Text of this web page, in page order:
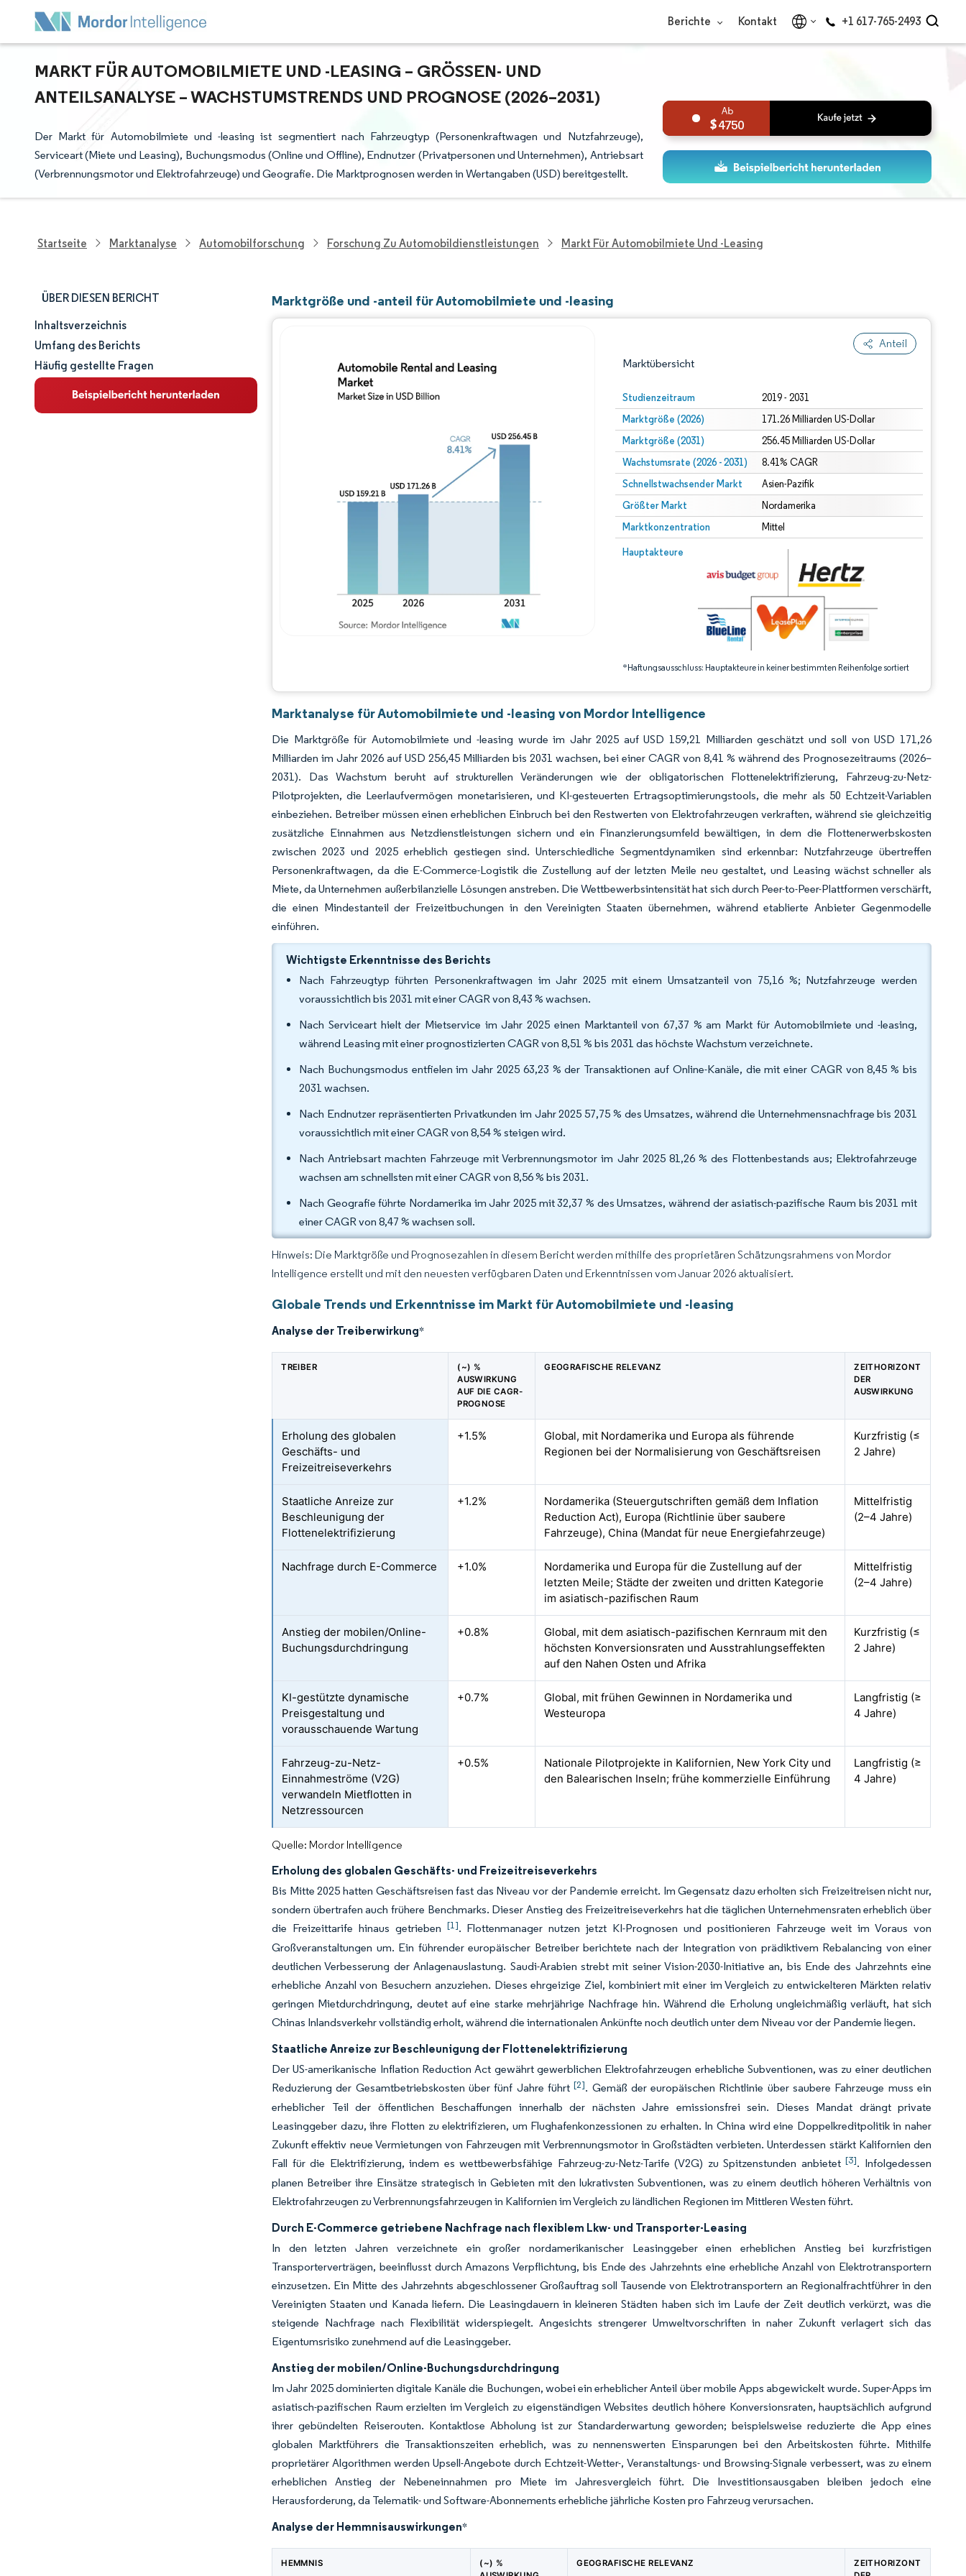
Berichte Kontakt +1 617-765-2493
MARKT FÜR AUTOMOBILMIETE UND -LEASING – GRÖSSEN- UND A
NTEILSANALYSE – WACHSTUMSTRENDS UND PROGNOSE (2026–2031)
Der Markt für Automobilmiete und -leasing ist segmentiert nach Fahrzeugtyp (Personenkraftwagen und Nutzfahrzeuge),
Serviceart (Miete und Leasing), Buchungsmodus (Online und Offline), Endnutzer (Privatpersonen und Unternehmen), Antriebsart
(Verbrennungsmotor und Elektrofahrzeuge) und Geografie. Die Marktprognosen werden in Wertangaben (USD) bereitgestellt.
4750
Startseite Marktanalyse Automobilforschung Forschung Zu Automobildienstleistungen Markt Für Automobilmiete Und -leasing
ÜBER DIESEN BERICHT
Marktgröße und -anteil
Marktanalyse
Trends und Einblicke
Inhaltsverzeichnis
Umfang des Berichts
Häufig gestellte Fragen
Marktgröße und -anteil für Automobilmiete und -leasing
Anteil
Marktübersicht
Studienzeitraum 2019 - 2031
Marktgröße (2026) 171.26 Milliarden US-Dollar
Marktgröße (2031) 256.45 Milliarden US-Dollar
Wachstumsrate (2026 - 2031) 8.41% CAGR
Schnellstwachsender Markt Asien-Pazifik
Größter Markt Nordamerika
Marktkonzentration Mittel
Hauptakteure
*Haftungsausschluss: Hauptakteure in keiner bestimmten Reihenfolge sortiert
Bild © Mordor Intelligence. Wiederverwendung erfordert Namensnennung gemäß CC BY 4.0.
Bild © Mordor Intelligence. Wiederverwendung erfordert Namensnennung gemäß CC BY 4.0.
Marktanalyse für Automobilmiete und -leasing von Mordor Intelligence
Die Marktgröße für Automobilmiete und -leasing wurde im Jahr 2025 auf USD 159,21 Milliarden geschätzt und soll von USD 171,26
Milliarden im Jahr 2026 auf USD 256,45 Milliarden bis 2031 wachsen, bei einer CAGR von 8,41 % während des Prognosezeitraums (2026–
2031). Das Wachstum beruht auf strukturellen Veränderungen wie der obligatorischen Flottenelektrifizierung, Fahrzeug-zu-Netz-
Pilotprojekten, die Leerlaufvermögen monetarisieren, und KI-gesteuerten Ertragsoptimierungstools, die mehr als 50 Echtzeit-Variablen
einbeziehen. Betreiber müssen einen erheblichen Einbruch bei den Restwerten von Elektrofahrzeugen verkraften, während sie gleichzeitig
zusätzliche Einnahmen aus Netzdienstleistungen sichern und ein Finanzierungsumfeld bewältigen, in dem die Flottenerwerbskosten
zwischen 2023 und 2025 erheblich gestiegen sind. Unterschiedliche Segmentdynamiken sind erkennbar: Nutzfahrzeuge übertreffen
Personenkraftwagen, da die E-Commerce-Logistik die Zustellung auf der letzten Meile neu gestaltet, und Leasing wächst schneller als
Miete, da Unternehmen außerbilanzielle Lösungen anstreben. Die Wettbewerbsintensität hat sich durch Peer-to-Peer-Plattformen verschärft,
die einen Mindestanteil der Freizeitbuchungen in den Vereinigten Staaten übernehmen, während etablierte Anbieter Gegenmodelle
einführen.
Wichtigste Erkenntnisse des Berichts
Nach Fahrzeugtyp führten Personenkraftwagen im Jahr 2025 mit einem Umsatzanteil von 75,16 %; Nutzfahrzeuge werden
voraussichtlich bis 2031 mit einer CAGR von 8,43 % wachsen.
Nach Serviceart hielt der Mietservice im Jahr 2025 einen Marktanteil von 67,37 % am Markt für Automobilmiete und -leasing,
während Leasing mit einer prognostizierten CAGR von 8,51 % bis 2031 das höchste Wachstum verzeichnete.
Nach Buchungsmodus entfielen im Jahr 2025 63,23 % der Transaktionen auf Online-Kanäle, die mit einer CAGR von 8,45 % bis
2031 wachsen.
Nach Endnutzer repräsentierten Privatkunden im Jahr 2025 57,75 % des Umsatzes, während die Unternehmensnachfrage bis 2031
voraussichtlich mit einer CAGR von 8,54 % steigen wird.
Nach Antriebsart machten Fahrzeuge mit Verbrennungsmotor im Jahr 2025 81,26 % des Flottenbestands aus; Elektrofahrzeuge
wachsen am schnellsten mit einer CAGR von 8,56 % bis 2031.
Nach Geografie führte Nordamerika im Jahr 2025 mit 32,37 % des Umsatzes, während der asiatisch-pazifische Raum bis 2031 mit
einer CAGR von 8,47 % wachsen soll.
Hinweis: Die Marktgröße und Prognosezahlen in diesem Bericht werden mithilfe des proprietären Schätzungsrahmens von Mordor
Intelligence erstellt und mit den neuesten verfügbaren Daten und Erkenntnissen vom Januar 2026 aktualisiert.
Globale Trends und Erkenntnisse im Markt für Automobilmiete und -leasing
Analyse der Treiberwirkung*
TREIBER
(~) %
AUSWIRKUNG
AUF DIE CAGR-
PROGNOSE
GEOGRAFISCHE RELEVANZ
ZEITHORIZONT
DER
AUSWIRKUNG
Erholung des globalen
Geschäfts- und
Freizeitreiseverkehrs
+1.5%
Global, mit Nordamerika und Europa als führende
Regionen bei der Normalisierung von Geschäftsreisen
Kurzfristig (≤
2 Jahre)
Staatliche Anreize zur
Beschleunigung der
Flottenelektrifizierung
+1.2%
Nordamerika (Steuergutschriften gemäß dem Inflation
Reduction Act), Europa (Richtlinie über saubere
Fahrzeuge), China (Mandat für neue Energiefahrzeuge)
Mittelfristig
(2–4 Jahre)
Nachfrage durch E-Commerce +1.0%
Nordamerika und Europa für die Zustellung auf der
letzten Meile; Städte der zweiten und dritten Kategorie
im asiatisch-pazifischen Raum
Mittelfristig
(2–4 Jahre)
Anstieg der mobilen/Online-
Buchungsdurchdringung
+0.8%
Global, mit dem asiatisch-pazifischen Kernraum mit den
höchsten Konversionsraten und Ausstrahlungseffekten
auf den Nahen Osten und Afrika
Kurzfristig (≤
2 Jahre)
KI-gestützte dynamische
Preisgestaltung und
vorausschauende Wartung
+0.7%
Global, mit frühen Gewinnen in Nordamerika und
Westeuropa
Langfristig (≥
4 Jahre)
Fahrzeug-zu-Netz-
Einnahmeströme (V2G)
verwandeln Mietflotten in
Netzressourcen
+0.5%
Nationale Pilotprojekte in Kalifornien, New York City und
den Balearischen Inseln; frühe kommerzielle Einführung
Langfristig (≥
4 Jahre)
Quelle: Mordor Intelligence
Erholung des globalen Geschäfts- und Freizeitreiseverkehrs
Bis Mitte 2025 hatten Geschäftsreisen fast das Niveau vor der Pandemie erreicht. Im Gegensatz dazu erholten sich Freizeitreisen nicht nur,
sondern übertrafen auch frühere Benchmarks. Dieser Anstieg des Freizeitreiseverkehrs hat die täglichen Unternehmensraten erheblich über
die Freizeittarife hinaus getrieben [1]. Flottenmanager nutzen jetzt KI-Prognosen und positionieren Fahrzeuge weit im Voraus von
Großveranstaltungen um. Ein führender europäischer Betreiber berichtete nach der Integration von prädiktivem Rebalancing von einer
deutlichen Verbesserung der Anlagenauslastung. Saudi-Arabien strebt mit seiner Vision-2030-Initiative an, bis Ende des Jahrzehnts eine
erhebliche Anzahl von Besuchern anzuziehen. Dieses ehrgeizige Ziel, kombiniert mit einer im Vergleich zu entwickelteren Märkten relativ
geringen Mietdurchdringung, deutet auf eine starke mehrjährige Nachfrage hin. Während die Erholung ungleichmäßig verläuft, hat sich
Chinas Inlandsverkehr vollständig erholt, während die internationalen Ankünfte noch deutlich unter dem Niveau vor der Pandemie liegen.
Staatliche Anreize zur Beschleunigung der Flottenelektrifizierung
Der US-amerikanische Inflation Reduction Act gewährt gewerblichen Elektrofahrzeugen erhebliche Subventionen, was zu einer deutlichen
Reduzierung der Gesamtbetriebskosten über fünf Jahre führt[2]. Gemäß der europäischen Richtlinie über saubere Fahrzeuge muss ein
erheblicher Teil der öffentlichen Beschaffungen innerhalb der nächsten Jahre emissionsfrei sein. Dieses Mandat drängt private
Leasinggeber dazu, ihre Flotten zu elektrifizieren, um Flughafenkonzessionen zu erhalten. In China wird eine Doppelkreditpolitik in naher
Zukunft effektiv neue Vermietungen von Fahrzeugen mit Verbrennungsmotor in Großstädten verbieten. Unterdessen stärkt Kalifornien den
Fall für die Elektrifizierung, indem es wettbewerbsfähige Fahrzeug-zu-Netz-Tarife (V2G) zu Spitzenstunden anbietet[3]. Infolgedessen
planen Betreiber ihre Einsätze strategisch in Gebieten mit den lukrativsten Subventionen, was zu einem deutlich höheren Verhältnis von
Elektrofahrzeugen zu Verbrennungsfahrzeugen in Kalifornien im Vergleich zu ländlichen Regionen im Mittleren Westen führt.
Durch E-Commerce getriebene Nachfrage nach flexiblem Lkw- und Transporter-Leasing
In den letzten Jahren verzeichnete ein großer nordamerikanischer Leasinggeber einen erheblichen Anstieg bei kurzfristigen
Transporterverträgen, beeinflusst durch Amazons Verpflichtung, bis Ende des Jahrzehnts eine erhebliche Anzahl von Elektrotransportern
einzusetzen. Ein Mitte des Jahrzehnts abgeschlossener Großauftrag soll Tausende von Elektrotransportern an Regionalfrachtführer in den
Vereinigten Staaten und Kanada liefern. Die Leasingdauern in kleineren Städten haben sich im Laufe der Zeit deutlich verkürzt, was die
steigende Nachfrage nach Flexibilität widerspiegelt. Angesichts strengerer Umweltvorschriften in naher Zukunft verlagert sich das
Eigentumsrisiko zunehmend auf die Leasinggeber.
Anstieg der mobilen/Online-Buchungsdurchdringung
Im Jahr 2025 dominierten digitale Kanäle die Buchungen, wobei ein erheblicher Anteil über mobile Apps abgewickelt wurde. Super-Apps im
asiatisch-pazifischen Raum erzielten im Vergleich zu eigenständigen Websites deutlich höhere Konversionsraten, hauptsächlich aufgrund
ihrer gebündelten Reiserouten. Kontaktlose Abholung ist zur Standarderwartung geworden; beispielsweise reduzierte die App eines
globalen Marktführers die Transaktionszeiten erheblich, was zu nennenswerten Einsparungen bei den Arbeitskosten führte. Mithilfe
proprietärer Algorithmen werden Upsell-Angebote durch Echtzeit-Wetter-, Veranstaltungs- und Browsing-Signale verbessert, was zu einem
erheblichen Anstieg der Nebeneinnahmen pro Miete im Jahresvergleich führt. Die Investitionsausgaben bleiben jedoch eine
Herausforderung, da Telematik- und Software-Abonnements erhebliche jährliche Kosten pro Fahrzeug verursachen.
Analyse der Hemmnisauswirkungen*
HEMMNIS
(~) %
GEOGRAFISCHE RELEVANZ
ZEITHORIZONT